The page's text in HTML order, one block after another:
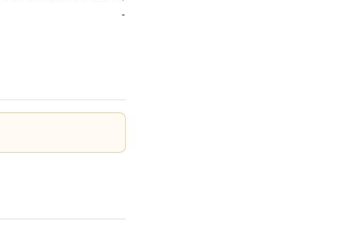
-